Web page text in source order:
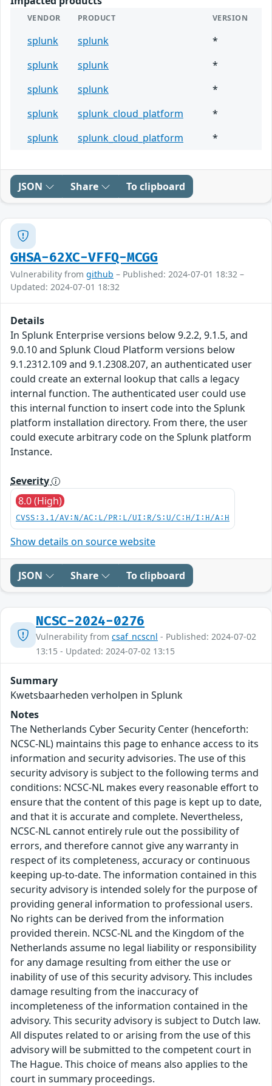
VENDOR PRODUCT VERSION
splunk splunk
*
splunk
splunk
*
splunk
splunk
*
splunk
splunk_cloud_platform
*
splunk
splunk_cloud_platform *
JSON Share To clipboard
GHSA-62XC-VFFQ-MCGG
Vulnerability from github – Published: 2024-07-01 18:32 –
Updated: 2024-07-01 18:32
Details
In Splunk Enterprise versions below 9.2.2, 9.1.5, and
9.0.10 and Splunk Cloud Platform versions below
9.1.2312.109 and 9.1.2308.207, an authenticated user
could create an external lookup that calls a legacy
internal function. The authenticated user could use
this internal function to insert code into the Splunk
platform installation directory. From there, the user
could execute arbitrary code on the Splunk platform
Instance.
Severity
8.0 (High)
CVSS:3.1/AV:N/AC:L/PR:L/UI:R/S:U/C:H/I:H/A:H
Show details on source website
JSON Share To clipboard
NCSC-2024-0276
Vulnerability from csaf_ncscnl - Published: 2024-07-02
13:15 - Updated: 2024-07-02 13:15
Summary
Kwetsbaarheden verholpen in Splunk
Notes
The Netherlands Cyber Security Center (henceforth:
NCSC-NL) maintains this page to enhance access to its
information and security advisories. The use of this
security advisory is subject to the following terms and
conditions: NCSC-NL makes every reasonable effort to
ensure that the content of this page is kept up to date,
and that it is accurate and complete. Nevertheless,
NCSC-NL cannot entirely rule out the possibility of
errors, and therefore cannot give any warranty in
respect of its completeness, accuracy or continuous
keeping up-to-date. The information contained in this
security advisory is intended solely for the purpose of
providing general information to professional users.
No rights can be derived from the information
provided therein. NCSC-NL and the Kingdom of the
Netherlands assume no legal liability or responsibility
for any damage resulting from either the use or
inability of use of this security advisory. This includes
damage resulting from the inaccuracy of
incompleteness of the information contained in the
advisory. This security advisory is subject to Dutch law.
All disputes related to or arising from the use of this
advisory will be submitted to the competent court in
The Hague. This choice of means also applies to the
court in summary proceedings.